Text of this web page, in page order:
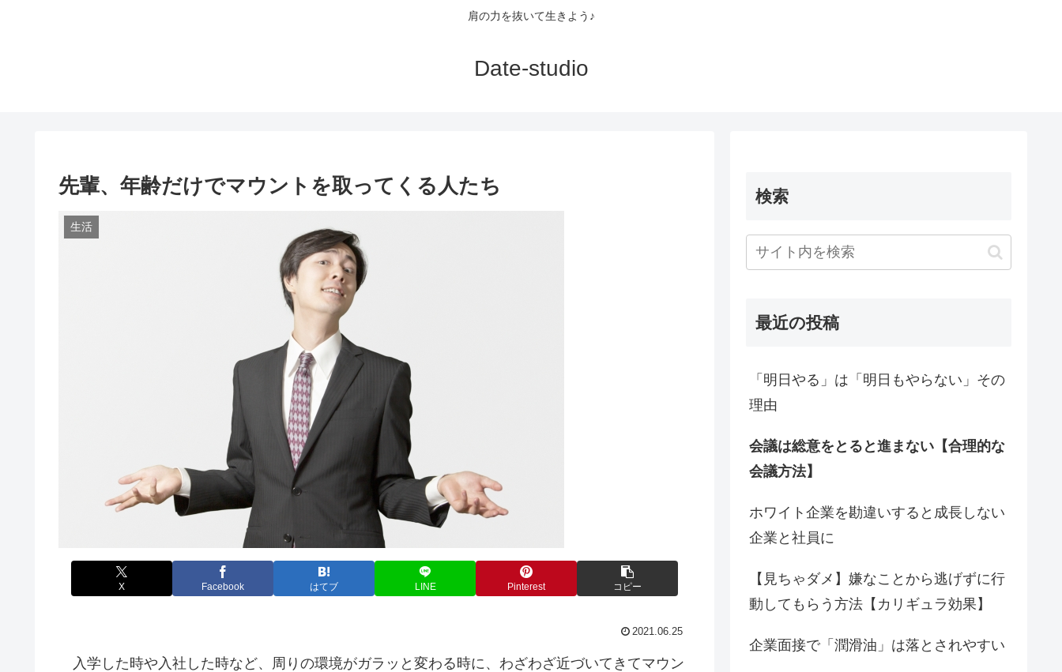
肩の力を抜いて生きよう♪
Date-studio
先輩、年齢だけでマウントを取ってくる人たち
生活
X Facebook はてブ LINE Pinterest コピー
2021.06.25
入学した時や入社した時など、周りの環境がガラッと変わる時に、わざわざ近づいてきてマウン
検索
最近の投稿
「明日やる」は「明日もやらない」その
理由
会議は総意をとると進まない【合理的な
会議方法】
ホワイト企業を勘違いすると成長しない
企業と社員に
【見ちゃダメ】嫌なことから逃げずに行
動してもらう方法【カリギュラ効果】
企業面接で「潤滑油」は落とされやすい